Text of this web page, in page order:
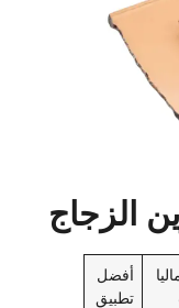
الزجاج
أفضل
تطبيق